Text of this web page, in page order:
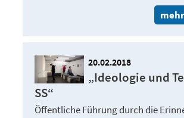
20.02.2018
„Ideologie und
SS“
Öffentliche Führung durch die